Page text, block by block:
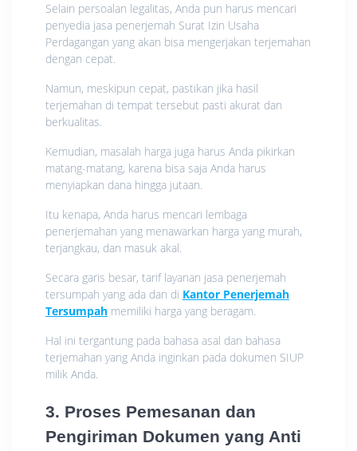
Selain persoalan legalitas, Anda pun harus mencari
penyedia jasa penerjemah Surat Izin Usaha
Perdagangan yang akan bisa mengerjakan terjemahan
dengan cepat.
Namun, meskipun cepat, pastikan jika hasil
terjemahan di tempat tersebut pasti akurat dan
berkualitas.
Kemudian, masalah harga juga harus Anda pikirkan
matang-matang, karena bisa saja Anda harus
menyiapkan dana hingga jutaan.
Itu kenapa, Anda harus mencari lembaga
penerjemahan yang menawarkan harga yang murah,
terjangkau, dan masuk akal.
Secara garis besar, tarif layanan jasa penerjemah
tersumpah yang ada dan di Kantor Penerjemah
Tersumpah memiliki harga yang beragam.
Hal ini tergantung pada bahasa asal dan bahasa
terjemahan yang Anda inginkan pada dokumen SIUP
milik Anda.
3. Proses Pemesanan dan
Pengiriman Dokumen yang Anti